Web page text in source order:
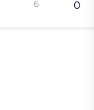
0
6